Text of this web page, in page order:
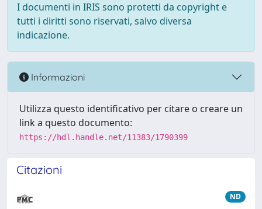
I documenti in IRIS sono protetti da copyright e
tutti i diritti sono riservati, salvo diversa
indicazione.
Informazioni
Utilizza questo identificativo per citare o creare un
link a questo documento:
https://hdl.handle.net/11383/1790399
Citazioni
ND